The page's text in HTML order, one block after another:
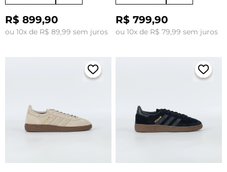
R$ 899,90
ou 10x de R$ 89,99 sem juros
R$ 799,90
ou 10x de R$ 79,99 sem juros